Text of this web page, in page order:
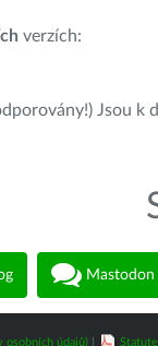
verzích:
Jsou k
Mastodon
osobních údajů)|